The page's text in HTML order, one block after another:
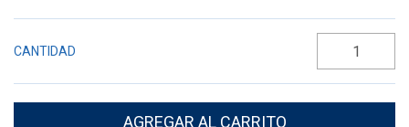
CANTIDAD